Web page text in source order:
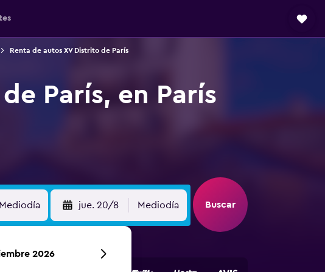
Renta de autos XV Distrito de París
París, en París
Mediodía jue. 20/8 Mediodía Buscar
2026